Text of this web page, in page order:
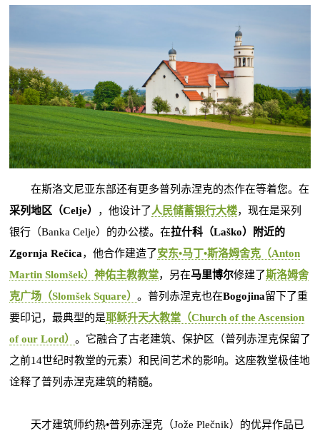
在斯洛文尼亚东部还有更多普列赤涅克的杰作在等着您。在
采列地区（Celje）
，他设计了 人民储蓄银行大楼，现在是采列
银行（Banka Celje）的办公楼。在拉什科（Laško）附近的
Zgornja Rečica，他合作建造了安东•马丁•斯洛姆舍克（Anton
Martin Slomšek）神佑主教教堂，另在马里博尔修建了斯洛姆舍
克广场（Slomšek Square） 。普列赤涅克也在Bogojina留下了重
要印记，最典型的是耶稣升天大教堂（Church of the Ascension
of our Lord） 。它融合了古老建筑、保护区（普列赤涅克保留了
之前14世纪时教堂的元素）和民间艺术的影响。这座教堂极佳地
诠释了普列赤涅克建筑的精髓。
天才建筑师约热•普列赤涅克（Jože Plečnik）的优异作品已